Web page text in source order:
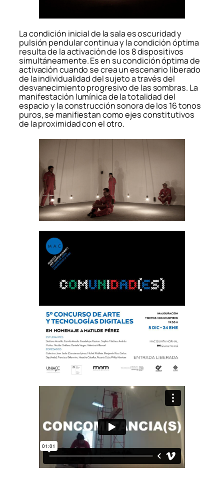
La condición inicial de la sala es oscuridad y
pulsión pendular continua y la condición óptima
resulta de la activación de los 8 dispositivos
simultáneamente. Es en su condición óptima de
activación cuando se crea un escenario liberado
de la individualidad del sujeto a través del
desvanecimiento progresivo de las sombras. La
manifestación lumínica de la totalidad del
espacio y la construcción sonora de los 16 tonos
puros, se manifiestan como ejes constitutivos
de la proximidad con el otro.